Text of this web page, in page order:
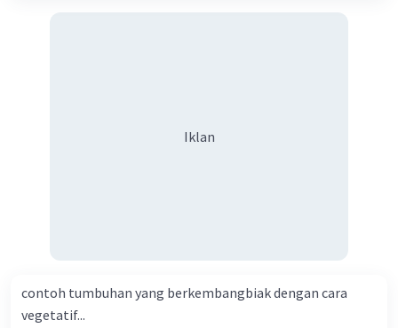
Iklan
contoh tumbuhan yang berkembangbiak dengan cara
vegetatif...